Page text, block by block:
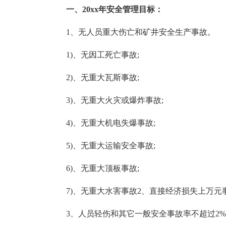
一、20xx年安全管理目标：
1、无人员重大伤亡和矿井安全生产事故。
1)、无因工死亡事故;
2)、无重大瓦斯事故;
3)、无重大火灾或爆炸事故;
4)、无重大机电失爆事故;
5)、无重大运输安全事故;
6)、无重大顶板事故;
7)、无重大水害事故2、直接经济损失上万元
3、人员轻伤和其它一般安全事故率不超过2%